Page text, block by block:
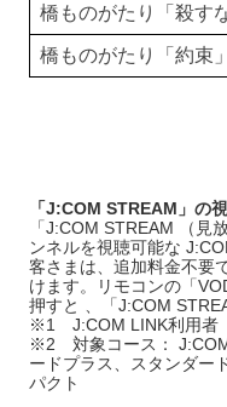
橋ものがたり「殺す
橋ものがたり「約束」
「J:COM STREAM」の
「J:COM STREAM （
ンネルを視聴可能な
客さまは、追加料金不要
けます。リモコンの「
押すと 、「J:COM
※1 J:COM LINK利用者
※2 対象コース：
ードプラス、スタンダー
パクト